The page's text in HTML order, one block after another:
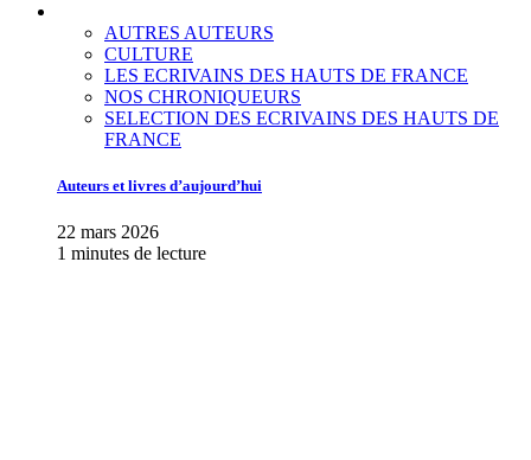
AUTRES AUTEURS
CULTURE
LES ECRIVAINS DES HAUTS DE FRANCE
NOS CHRONIQUEURS
SELECTION DES ECRIVAINS DES HAUTS DE
FRANCE
Auteurs et livres d’aujourd’hui
22 mars 2026
1 minutes de lecture